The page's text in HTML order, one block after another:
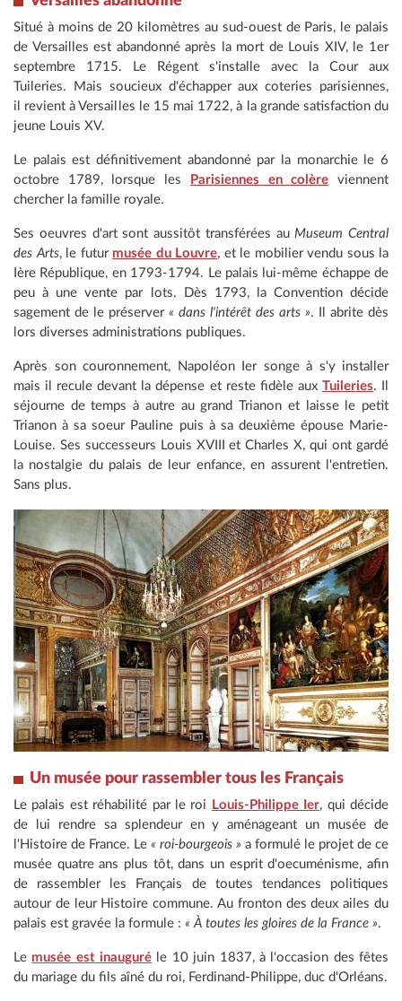
Situé à moins de 20 kilomètres au sud-ouest de Paris, le palais
de Versailles est abandonné après la mort de Louis XIV, le 1er
septembre 1715. Le Régent s'installe avec la Cour aux
Tuileries. Mais soucieux d'échapper aux coteries parisiennes,
il revient à Versailles le 15 mai 1722, à la grande satisfaction du
jeune Louis XV.
Le palais est définitivement abandonné par la monarchie le 6
octobre 1789, lorsque les
Parisiennes en colère viennent
chercher la famille royale.
Ses oeuvres d'art sont aussitôt transférées auMuseum Central
des Arts, le futur musée du Louvre, et le mobilier vendu sous la
Ière République, en 1793-1794. Le palais lui-même échappe de
peu à une vente par lots. Dès 1793, la Convention décide
sagement de le préserver « dans l'intérêt des arts ». Il abrite dès
lors diverses administrations publiques.
Après son couronnement, Napoléon Ier songe à s'y installer
mais il recule devant la dépense et reste fidèle aux Tuileries. Il
séjourne de temps à autre au grand Trianon et laisse le petit
Trianon à sa soeur Pauline puis à sa deuxième épouse Marie-
Louise. Ses successeurs Louis XVIII et Charles X, qui ont gardé
la nostalgie du palais de leur enfance, en assurent l'entretien.
Sans plus.
Un musée pour rassembler tous les Français
Le palais est réhabilité par le roi Louis-Philippe Ier, qui décide
de lui rendre sa splendeur en y aménageant un musée de
l'Histoire de France. Le « roi-bourgeois » a formulé le projet de ce
musée quatre ans plus tôt, dans un esprit d'oecuménisme, afin
de rassembler les Français de toutes tendances politiques
autour de leur Histoire commune. Au fronton des deux ailes du
palais est gravée la formule : « À toutes les gloires de la France ».
Le musée est inauguré le 10 juin 1837, à l'occasion des fêtes
du mariage du fils aîné du roi, Ferdinand-Philippe, duc d'Orléans.